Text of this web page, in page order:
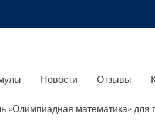
Новости Отзывы
«Олимпиадная математика» для